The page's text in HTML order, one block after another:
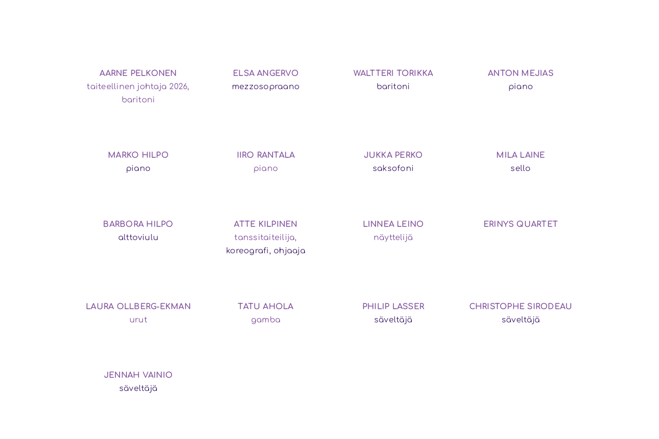
AARNE PELKONEN
taiteellinen johtaja 2026,
baritoni
ELSA ANGERVO
mezzosopraano
WALTTERI TORIKKA
baritoni
ANTON MEJIAS
piano
MARKO HILPO
piano
IIRO RANTALA
piano
JUKKA PERKO
saksofoni
MILA LAINE
sello
BARBORA HILPO
alttoviulu
ATTE KILPINEN
tanssitaiteilija,
koreografi, ohjaaja
LINNEA LEINO
näyttelijä
ERINYS QUARTET
LAURA OLLBERG-EKMAN
urut
TATU AHOLA
gamba
PHILIP LASSER
säveltäjä
CHRISTOPHE SIRODEAU
säveltäjä
JENNAH VAINIO
säveltäjä